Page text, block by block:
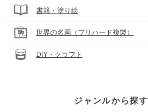
書籍・塗り絵
世界の名画（プリハード複製）
DIY・クラフト
ジャンルから探す